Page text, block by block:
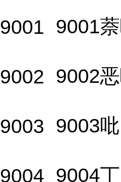
9001 9001
9002 9002
9003 9003
9004 9004